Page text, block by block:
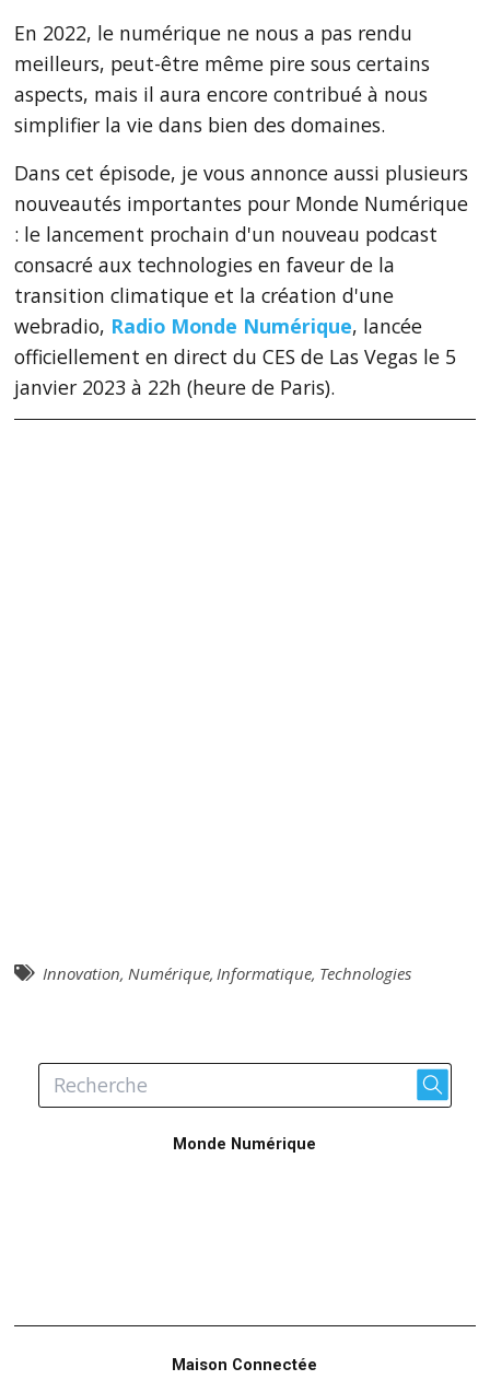
En 2022, le numérique ne nous a pas rendu
meilleurs, peut-être même pire sous certains
aspects, mais il aura encore contribué à nous
simplifier la vie dans bien des domaines.
Dans cet épisode, je vous annonce aussi plusieurs
nouveautés importantes pour Monde Numérique
: le lancement prochain d'un nouveau podcast
consacré aux technologies en faveur de la
transition climatique et la création d'une
webradio, Radio Monde Numérique, lancée
officiellement en direct du CES de Las Vegas le 5
janvier 2023 à 22h (heure de Paris).
Innovation, Numérique, Informatique, Technologies
Monde Numérique
Maison Connectée